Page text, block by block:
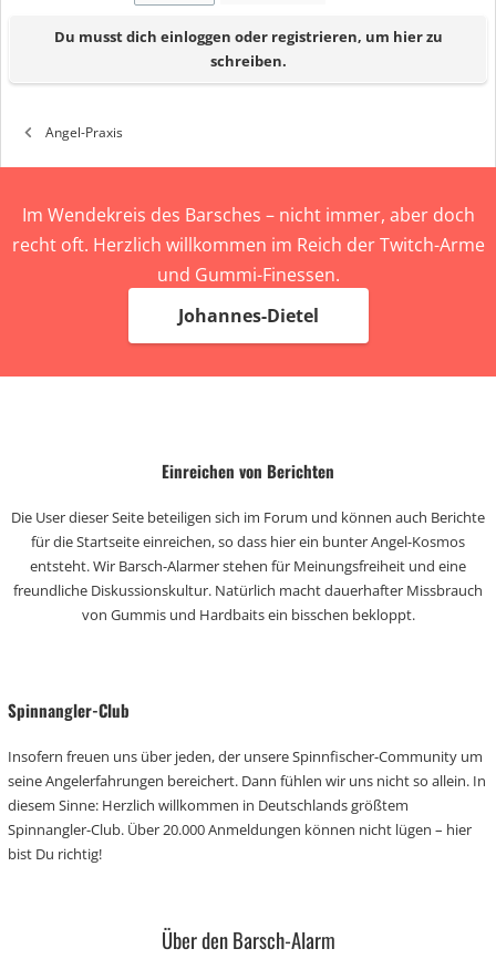
Du musst dich einloggen oder registrieren, um hier zu
schreiben.
Angel-Praxis
Im Wendekreis des Barsches – nicht immer, aber doch
recht oft. Herzlich willkommen im Reich der Twitch-Arme
und Gummi-Finessen.
Johannes-Dietel
Einreichen von Berichten
Die User dieser Seite beteiligen sich im Forum und können auch Berichte
für die Startseite einreichen, so dass hier ein bunter Angel-Kosmos
entsteht. Wir Barsch-Alarmer stehen für Meinungsfreiheit und eine
freundliche Diskussionskultur. Natürlich macht dauerhafter Missbrauch
von Gummis und Hardbaits ein bisschen bekloppt.
Spinnangler-Club
Insofern freuen uns über jeden, der unsere Spinnfischer-Community um
seine Angelerfahrungen bereichert. Dann fühlen wir uns nicht so allein. In
diesem Sinne: Herzlich willkommen in Deutschlands größtem
Spinnangler-Club. Über 20.000 Anmeldungen können nicht lügen – hier
bist Du richtig!
Über den Barsch-Alarm